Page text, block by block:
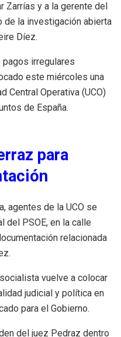
Zarrías y a la gerente del
de la investigación abierta
Díez.
pagos irregulares
este miércoles una
Central Operativa (UCO)
de España.
para
agentes de la UCO se
del PSOE, en la calle
relacionada
vuelve a colocar
judicial y política en
para el Gobierno.
del juez Pedraz dentro